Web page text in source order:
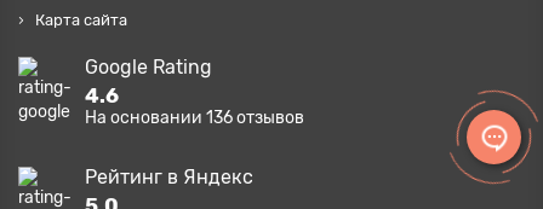
Карта сайта
Google Rating
4.6
На основании 136отзывов
Рейтинг в Яндекс